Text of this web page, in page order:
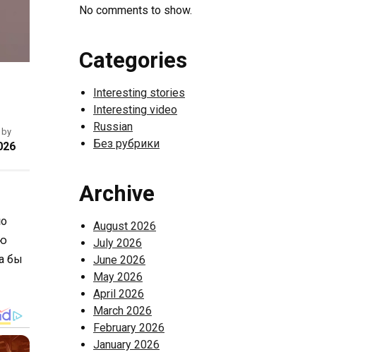
by
бы
No comments to show.
Categories
Interesting stories
Interesting video
Russian
Без рубрики
Archive
August 2026
July 2026
June 2026
May 2026
April 2026
March 2026
February 2026
January 2026